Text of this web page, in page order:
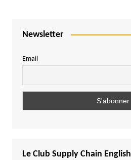
Newsletter
Email
Le Club Supply Chain English